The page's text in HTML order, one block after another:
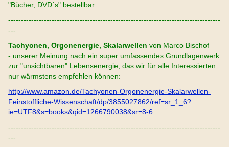
"Bücher, DVD´s" bestellbar.
-----------------------------------------------------------------------------------
---
Tachyonen, Orgonenergie, Skalarwellen von Marco Bischof
- unserer Meinung nach ein super umfassendes Grundlagenwerk
zur "unsichtbaren" Lebensenergie, das wir für alle Interessierten
nur wärmstens empfehlen können:
http://www.amazon.de/Tachyonen-Orgonenergie-Skalarwellen-
Feinstoffliche-Wissenschaft/dp/3855027862/ref=sr_1_6?
ie=UTF8&s=books&qid=1266790038&sr=8-6
-----------------------------------------------------------------------------------
---